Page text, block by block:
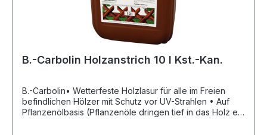
B.-Carbolin Holzanstrich 10 l Kst.-Kan.
B.-Carbolin• Wetterfeste Holzlasur für alle im Freien
befindlichen Hölzer mit Schutz vor UV-Strahlen • Auf
Pflanzenölbasis (Pflanzenöle dringen tief in das Holz ein